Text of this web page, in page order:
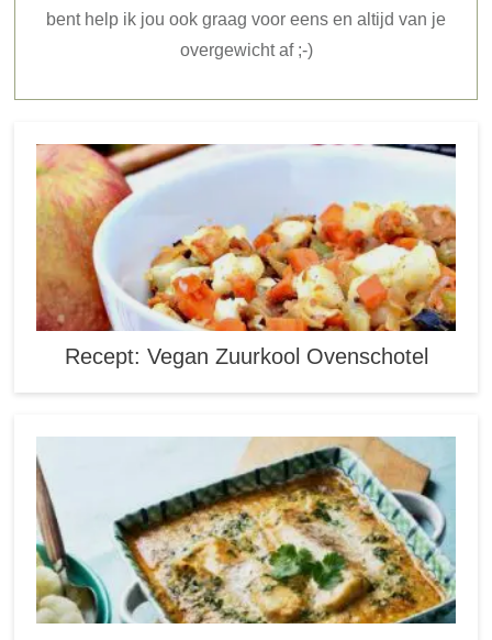
bent help ik jou ook graag voor eens en altijd van je
overgewicht af ;-)
Recept: Vegan Zuurkool Ovenschotel